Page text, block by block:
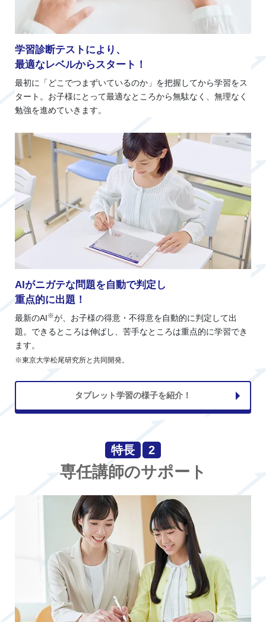
学習診断テストにより、
最適なレベルからスタート！
最初に「どこでつまずいているのか」を把握してから学習をス
タート。お子様にとって最適なところから無駄なく、無理なく
勉強を進めていきます。
AIがニガテな問題を自動で判定し
重点的に出題！
最新のAI※が、お子様の得意・不得意を自動的に判定して出
題。できるところは伸ばし、苦手なところは重点的に学習でき
ます。
※東京大学松尾研究所と共同開発。
タブレット学習の様子を紹介！
特長 2
専任講師のサポート